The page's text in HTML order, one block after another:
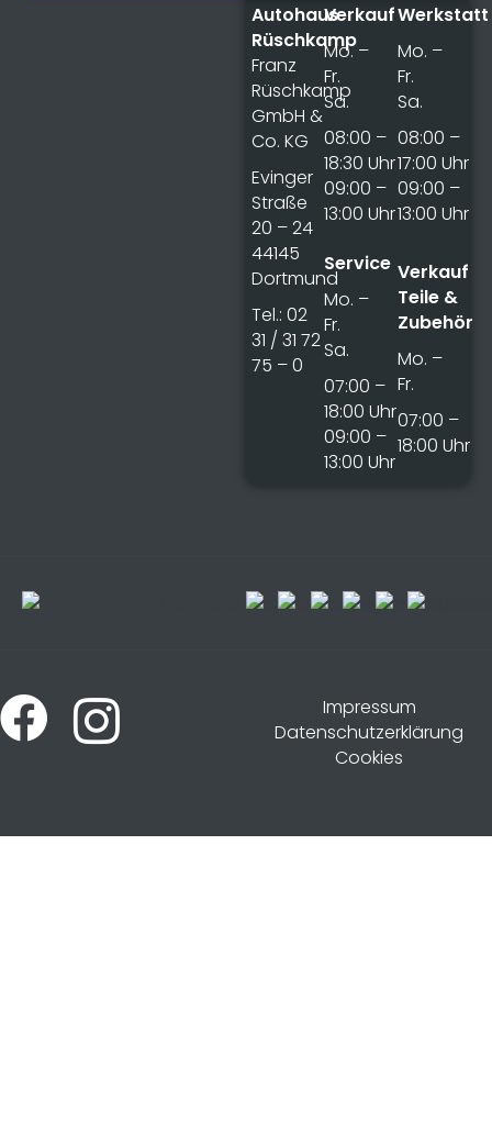
Autohaus
Rüschkamp
Franz
Rüschkamp
GmbH &
Co. KG
Evinger
Straße
20 – 24
44145
Dortmund
Tel.: 02
31 / 31 72
75 – 0
Verkauf
Mo. –
Fr.
Sa.
08:00 –
18:30 Uhr
09:00 –
13:00 Uhr
Service
Mo. –
Fr.
Sa.
07:00 –
18:00 Uhr
09:00 –
13:00 Uhr
Werkstatt
Mo. –
Fr.
Sa.
08:00 –
17:00 Uhr
09:00 –
13:00 Uhr
Verkauf
Teile &
Zubehör
Mo. –
Fr.
07:00 –
18:00 Uhr
Impressum
Datenschutzerklärung
Cookies